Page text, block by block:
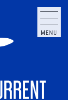
MENU